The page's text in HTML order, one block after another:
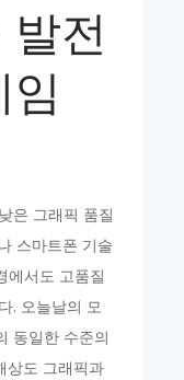
전
은 그래픽 품질
스마트폰 기술
에서도 고품질
. 오늘날의 모
동일한 수준의
상도 그래픽과